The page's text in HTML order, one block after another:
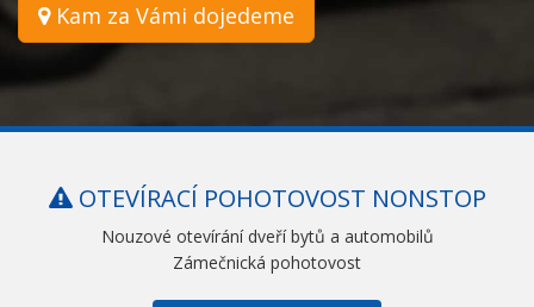
Kam za Vámi dojedeme
OTEVÍRACÍ POHOTOVOST NONSTOP
Nouzové otevírání dveří bytů a automobilů
Zámečnická pohotovost